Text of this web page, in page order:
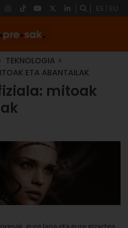
ES EU
TEKNOLOGIA
ETA ABANTAILAK
mitoak
gure lana eta gure gizartea